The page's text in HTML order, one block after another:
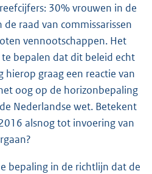
30% vrouwen in de
raad van commissarissen
vennootschappen. Het
bepalen dat dit beleid echt
graag een reactie van
oog op de horizonbepaling
Nederlandse wet. Betekent
alsnog tot invoering van
bepaling in de richtlijn dat de